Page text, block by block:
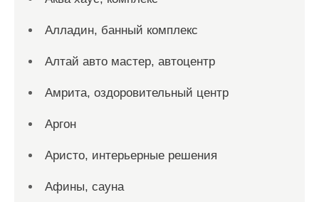
Алладин, банный комплекс
Алтай авто мастер, автоцентр
Амрита, оздоровительный центр
Аргон
Аристо, интерьерные решения
Афины, сауна